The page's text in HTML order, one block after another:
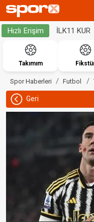
Hızlı Erişim İLK11 KUR
Takımım
Spor Haberleri Futbol
Geri